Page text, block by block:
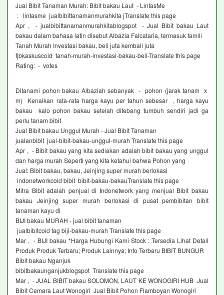
Jual Bibit Tanaman Murah: Bibit bakau Laut - LintasMe
: lintasme jualbibittanamanmurahkita jTranslate this page
Apr , - jualbibittanamanmurahkitablogspot - Jual Bibit bakau Laut
bakau dalam bahasa latin disebut Albazia Falcataria, termasuk famili
Tanah Murah Investasi bakau, beli juta kembali juta
fjbkaskuscoid tanah-murah-investasi-bakau-beli-Translate this page
Rating: - ‎ votes
Ditanami pohon bakau Albaziah sebanyak - pohon (jarak tanam x
m) Kenaikan rata-rata harga kayu per tahun sebesar , harga kayu
bakau kalo pohon bakau setelah ditebang tumbuh sendiri jadi ga
perlu tanam bibit
Jual Bibit bakau Unggul Murah - Jual Bibit Tanaman
jualanbibit jual-bibit-bakau-unggul-murah Translate this page
Apr , - Bibit bakau yang kita sediakan adalah bibit bakau yang unggul
dan harga murah Seperti yang kita ketahui bahwa Pohon yang
Jual: Bibit bakau, bakau, Jeinjing super murah berlokasi
indonetworkcoid bibit bibit-bakau-bakauTranslate this page
Mitra Bibit adalah penjual di Indonetwork yang menjual Bibit bakau
bakau Jeinjing super murah berlokasi di pusat pembibitan bibit
tanaman kayu di
BIJI bakau MURAH - jual bibit tanaman
jualbibitcoid tag biji-bakau-murah Translate this page
Mar , - BIJI bakau *Harga Hubungi Kami Stock : Tersedia Lihat Detail
Produk Produk Terbaru; Produk Lainnya; Info Terbaru BIBIT BUNGUR
Bibit bakau Nganjuk
bibitbakaunganjukblogspot Translate this page
Mar , - JUAL BIBIT bakau SOLOMON, LAUT KE WONOGIRI HUB Jual
Bibit Cemara Laut Wonogiri Jual Bibit Pohon Flamboyan Wonogiri